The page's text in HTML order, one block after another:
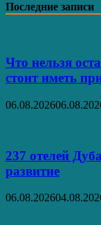
Последние записи
Что нельзя
стоит иметь
06.08.2026
237 отелей
развитие
06.08.2026